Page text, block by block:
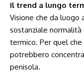
Il trend a lungo
Visione che da luogo
sostanziale
termico. Per quel
potrebbero
penisola.